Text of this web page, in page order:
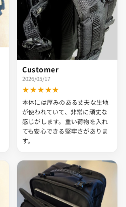
Customer
2026/05/17
★★★★★
本体には厚みのある丈夫な生地
が使われていて、非常に頑丈な
感じがします。重い荷物を入れ
ても安心できる堅牢さがありま
す。